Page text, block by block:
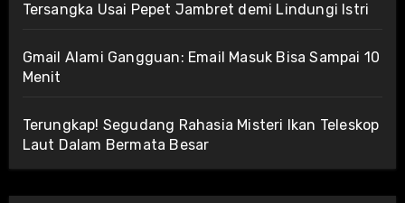
Tersangka Usai Pepet Jambret demi Lindungi Istri
Gmail Alami Gangguan: Email Masuk Bisa Sampai 10
Menit
Terungkap! Segudang Rahasia Misteri Ikan Teleskop
Laut Dalam Bermata Besar